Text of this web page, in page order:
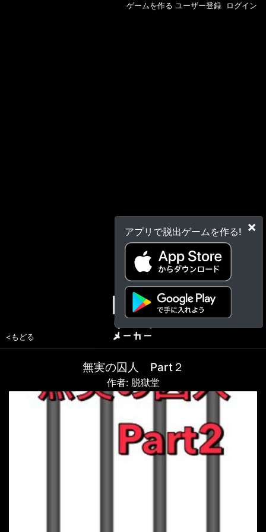
×
アプリで脱出ゲームを作る!
ゲームを作る ユーザー登録 ログイン
<もどる
無実の囚人 Part２
作者: 脱獄堂